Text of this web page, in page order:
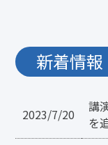
新着情報
2023/7/20
講
を